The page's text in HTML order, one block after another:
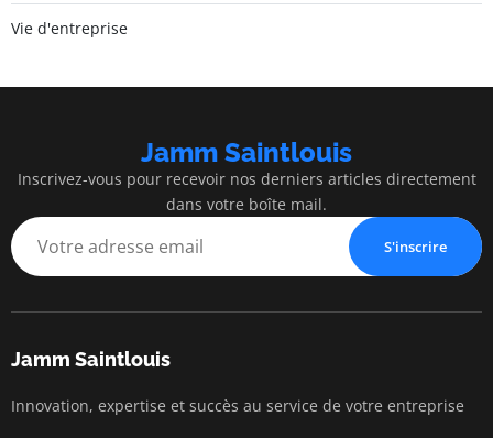
Vie d'entreprise
Jamm Saintlouis
Inscrivez-vous pour recevoir nos derniers articles directement
dans votre boîte mail.
S'inscrire
Jamm Saintlouis
Innovation, expertise et succès au service de votre entreprise